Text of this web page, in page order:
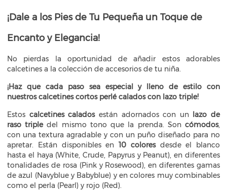
¡Dale a los Pies de Tu Pequeña un Toque de
Encanto y Elegancia!
No pierdas la oportunidad de añadir estos adorables
calcetines a la colección de accesorios de tu niña.
¡Haz que cada paso sea especial y lleno de estilo con
nuestros calcetines cortos perlé calados con lazo triple!
Estos calcetines calados están adornados con un lazo de
raso tripledel mismo tono que la prenda. Soncómodos,
con una textura agradable y con un puño diseñado para no
apretar.
Están disponibles en 10 coloresdesde el blanco
hasta el haya (White, Crude, Papyrus y Peanut), en diferentes
tonalidades de rosa (Pink y Rosewood), en diferentes gamas
de azul (Navyblue y Babyblue) y en colores muy combinables
como el perla (Pearl) y rojo (Red).